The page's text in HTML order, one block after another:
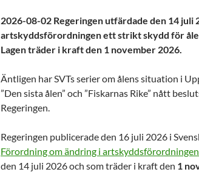
2026-08-02 Regeringen utfärdade den 14 juli
artskyddsförordningen ett strikt skydd för
Lagen träder i kraft den 1 november 2026.
Äntligen har SVTs serier om ålens situation i
”Den sista ålen” och ”Fiskarnas Rike” nått
Regeringen.
Regeringen publicerade den 16 juli 2026 i
Förordning om ändring i
den 14 juli 2026 och som träder i kraft den 1